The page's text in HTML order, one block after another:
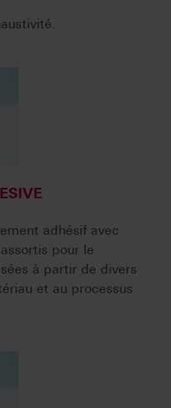
adhésif avec
pour le
à partir de divers
et au processus